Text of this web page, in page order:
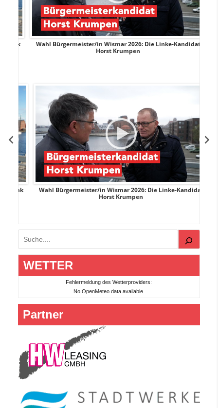
Wahl Bürgermeister/in Wismar 2026: Die Linke-Kandidat
Horst Krumpen
Wahl Bürgermeister/in Wismar 2026: Die Linke-Kandidat
Horst Krumpen
Suchen
WETTER
Fehlermeldung des Wetterproviders:
No OpenMeteo data available.
Partner